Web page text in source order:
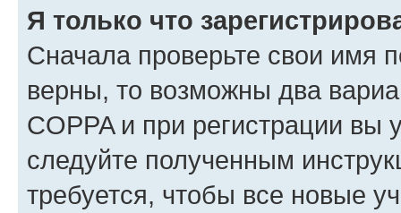
Я только что
Сначала проверьте свои имя
верны, то возможны два
COPPA и при регистрации вы
следуйте полученным
требуется, чтобы все новые